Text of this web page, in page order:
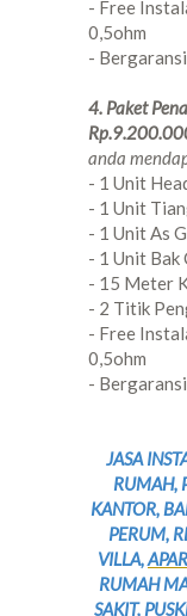
- Free
0,5ohm
- Bergaransi
4. Paket
anda
- 1 Unit
- 1 Unit
- 1 Unit As
- 1 Unit Bak
- 15 Meter
- 2 Titik
- Free
0,5ohm
- Bergaransi
JASA
RUMAH,
KANTOR,
PERUM,
VILLA,
RUMAH
SAKIT,